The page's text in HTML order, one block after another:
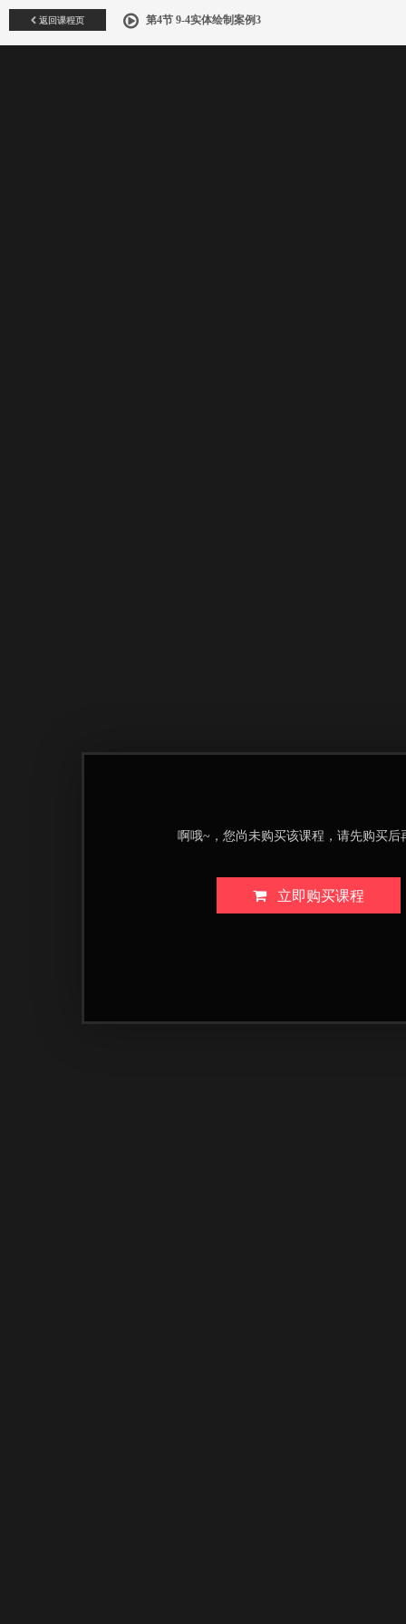
返回课程页 第4节 9-4实体绘制案例3
啊哦~，您尚未购买该课程，请先购买后
立即购买课程